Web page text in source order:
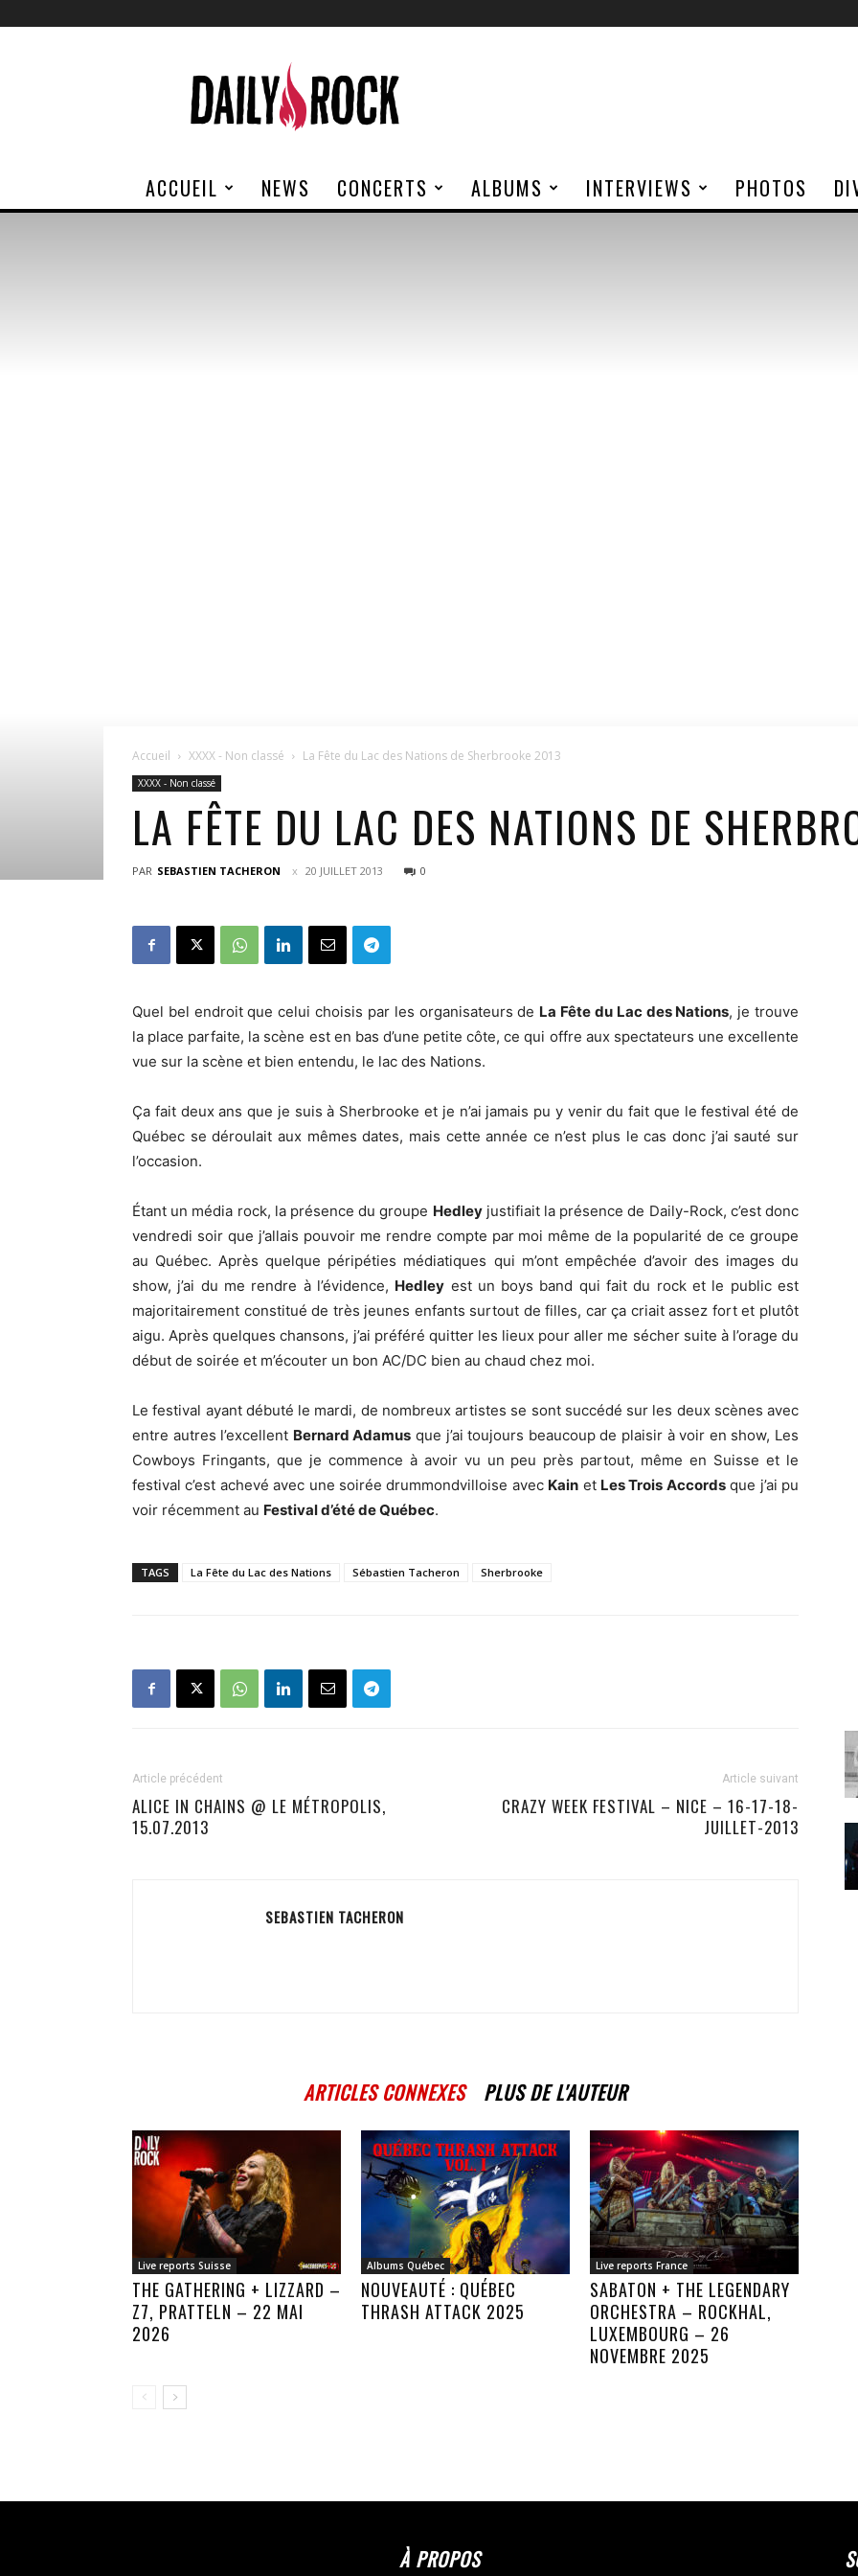
Rock
ACCUEIL NEWS CONCERTS ALBUMS INTERVIEWS PHOTOS
Accueil XXXX - Non classé La Fête du Lac des Nations de Sherbrooke 2013
XXXX - Non classé
LA FÊTE DU LAC DES NATIONS DE
PAR SEBASTIEN TACHERON 20 JUILLET 2013 0
Quel bel endroit que celui choisis par les organisateurs de La Fête du Lac des Nations, je trouve
la place parfaite, la scène est en bas d’une petite côte, ce qui offre aux spectateurs une excellente
vue sur la scène et bien entendu, le lac des Nations.
Ça fait deux ans que je suis à Sherbrooke et je n’ai jamais pu y venir du fait que le festival été de
Québec se déroulait aux mêmes dates, mais cette année ce n’est plus le cas donc j’ai sauté sur
l’occasion.
Étant un média rock, la présence du groupe Hedleyjustifiait la présence de Daily-Rock, c’est donc
vendredi soir que j’allais pouvoir me rendre compte par moi même de la popularité de ce groupe
au Québec. Après quelque péripéties médiatiques qui m’ont empêchée d’avoir des images du
show, j’ai du me rendre à l’évidence, Hedley est un boys band qui fait du rock et le public est
majoritairement constitué de très jeunes enfants surtout de filles, car ça criait assez fort et plutôt
aigu. Après quelques chansons, j’ai préféré quitter les lieux pour aller me sécher suite à l’orage du
début de soirée et m’écouter un bon AC/DC bien au chaud chez moi.
Le festival ayant débuté le mardi, de nombreux artistes se sont succédé sur les deux scènes avec
entre autres l’excellent Bernard Adamus que j’ai toujours beaucoup de plaisir à voir en show, Les
Cowboys Fringants, que je commence à avoir vu un peu près partout, même en Suisse et le
festival c’est achevé avec une soirée drummondvilloise avec Kain et Les Trois Accordsque j’ai pu
voir récemment au Festival d’été de Québec.
TAGS La Fête du Lac des Nations Sébastien Tacheron Sherbrooke
Article précédent
ALICE IN CHAINS @ LE MÉTROPOLIS,
15.07.2013
Article suivant
CRAZY WEEK FESTIVAL – NICE – 16-17-18-
JUILLET-2013
SEBASTIEN TACHERON
ARTICLES CONNEXES PLUS DE L'AUTEUR
Live reports Suisse
THE GATHERING + LIZZARD –
Z7, PRATTELN – 22 MAI
2026
Albums Québec
NOUVEAUTÉ : QUÉBEC
THRASH ATTACK 2025
Live reports France
SABATON + THE LEGENDARY
ORCHESTRA – ROCKHAL,
LUXEMBOURG – 26
NOVEMBRE 2025
À PROPOS